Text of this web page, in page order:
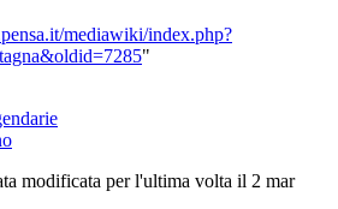
mediawiki/index.php?
"
modificata per l'ultima volta il 2 mar